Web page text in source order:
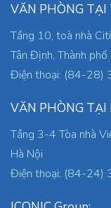
VĂN PHÒNG TẠI
Tầng 10, toà nhà
Tân Định, Thành
Điện thoại: (84-28)
VĂN PHÒNG TẠI
Tầng 3-4 Tòa nhà
Hà Nội
Điện thoại: (84-24)